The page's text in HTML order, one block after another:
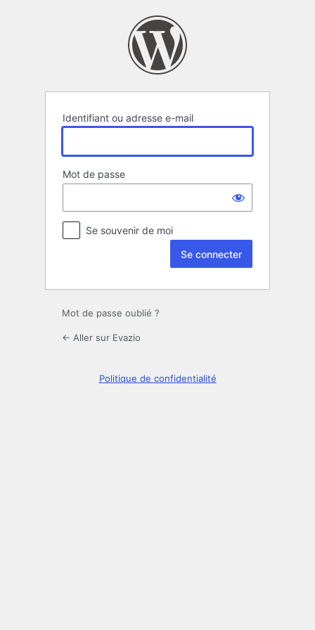
Identifiant ou adresse e-mail
Mot de passe
Se souvenir de moi
Mot de passe oublié ?
← Aller sur Evazio
Politique de confidentialité